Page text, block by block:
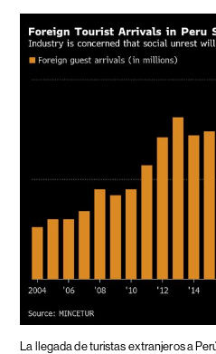
La llegada de turistas extranjeros a